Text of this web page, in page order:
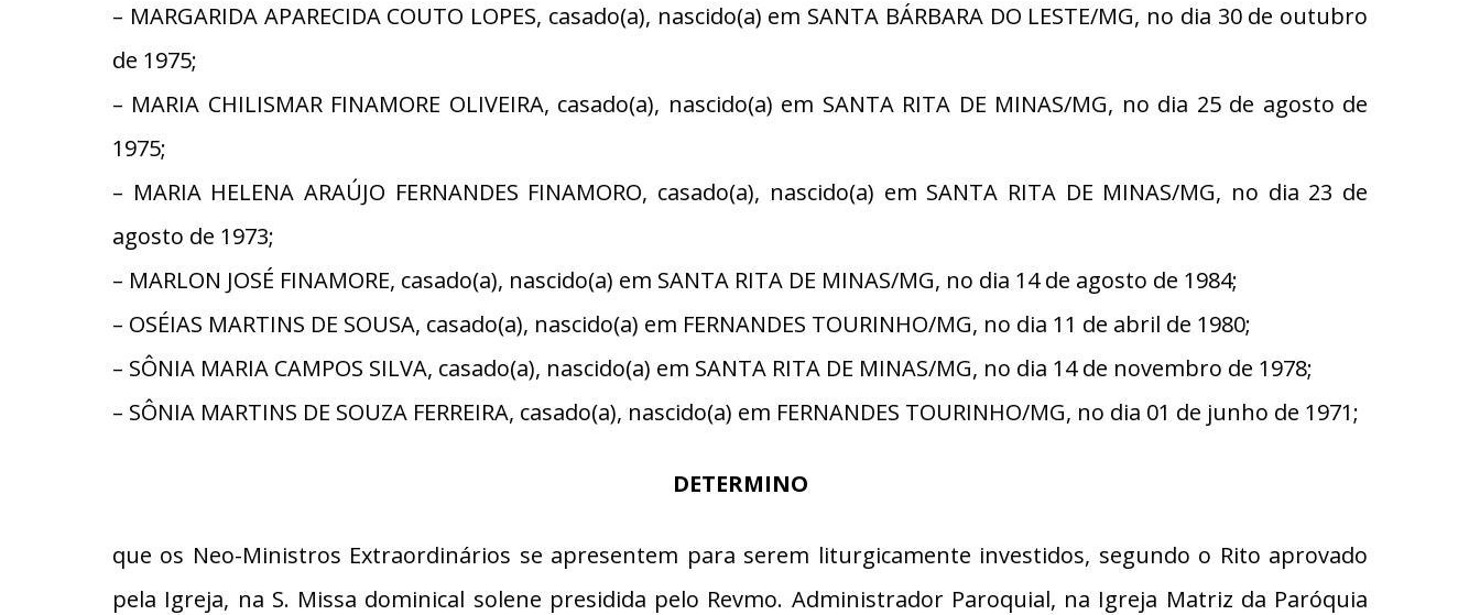
– MARGARIDA APARECIDA COUTO LOPES, casado(a), nascido(a) em SANTA BÁRBARA DO LESTE/MG, no dia 30 de outubro
de 1975;
– MARIA CHILISMAR FINAMORE OLIVEIRA, casado(a), nascido(a) em SANTA RITA DE MINAS/MG, no dia 25 de agosto de
1975;
– MARIA HELENA ARAÚJO FERNANDES FINAMORO, casado(a), nascido(a) em SANTA RITA DE MINAS/MG, no dia 23 de
agosto de 1973;
– MARLON JOSÉ FINAMORE, casado(a), nascido(a) em SANTA RITA DE MINAS/MG, no dia 14 de agosto de 1984;
– OSÉIAS MARTINS DE SOUSA, casado(a), nascido(a) em FERNANDES TOURINHO/MG, no dia 11 de abril de 1980;
– SÔNIA MARIA CAMPOS SILVA, casado(a), nascido(a) em SANTA RITA DE MINAS/MG, no dia 14 de novembro de 1978;
– SÔNIA MARTINS DE SOUZA FERREIRA, casado(a), nascido(a) em FERNANDES TOURINHO/MG, no dia 01 de junho de 1971;
DETERMINO
que os Neo-Ministros Extraordinários se apresentem para serem liturgicamente investidos, segundo o Rito aprovado
pela Igreja, na S. Missa dominical solene presidida pelo Revmo. Administrador Paroquial, na Igreja Matriz da Paróquia